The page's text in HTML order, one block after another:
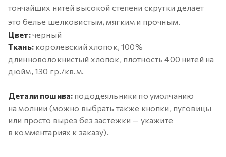
тончайших нитей высокой степени скрутки делает
это белье шелковистым, мягким и прочным.
Цвет:черный
Ткань:королевский хлопок, 100%
длинноволокнистый хлопок, плотность 400 нитей на
дюйм, 130 гр./кв.м.
Детали пошива: пододеяльники по умолчанию
на молнии (можно выбрать также кнопки, пуговицы
или просто вырез без застежки — укажите
в комментариях к заказу).